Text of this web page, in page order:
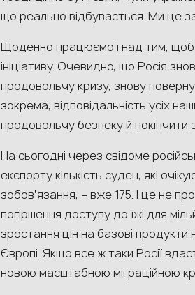
що реально відбувається. Ми це
Щоденно працюємо і над тим, щоб
ініціативу. Очевидно, що Росія
продовольчу кризу, знову
зокрема, відповідальність усіх
продовольчу безпеку й
На сьогодні через свідоме
експорту кількість суден, які
зобовʼязання, – вже 175. І це не
погіршення доступу до їжі для
зростання цін на базові продукти
Європі. Якщо все ж таки Росії
новою масштабною міграційною